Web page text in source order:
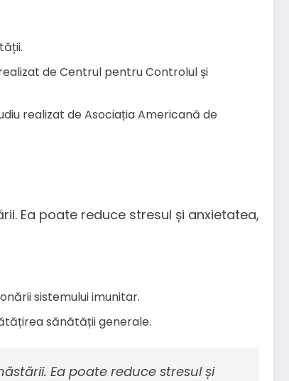
de Centrul pentru Controlul și
realizat de Asociația Americană de
Ea poate reduce stresul și anxietatea,
sistemului imunitar.
sănătății generale.
Ea poate reduce stresul și